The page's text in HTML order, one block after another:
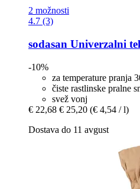
2 možnosti
4.7 (3)
sodasan Univerzalni
-10%
za temperature pranja
čiste rastlinske pralne
svež vonj
€ 22,68 € 25,20 (€ 4,54 / l)
Dostava do 11 avgust